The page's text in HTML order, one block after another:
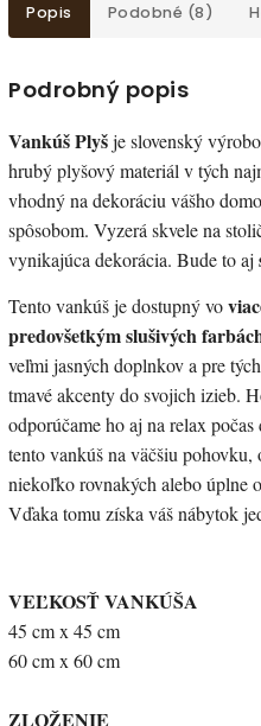
Popis Podobné (8)
Podrobný popis
Vankúš Plyšje slovenský
hrubý plyšový materiál v tých
vhodný na dekoráciu vášho
spôsobom. Vyzerá skvele na
vynikajúca dekorácia. Bude to aj
Tento vankúš je dostupný vo
predovšetkým slušivých
veľmi jasných doplnkov a pre
tmavé akcenty do svojich izieb.
odporúčame ho aj na relax
tento vankúš na väčšiu
niekoľko rovnakých alebo úplne
Vďaka tomu získa váš nábytok
VEĽKOSŤ VANKÚŠA
45 cm x 45 cm
60 cm x 60 cm
ZLOŽENIE